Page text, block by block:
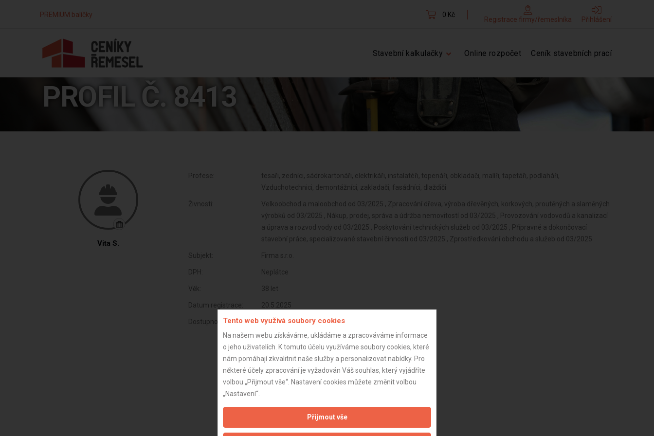
PREMIUM balíčky 0 Kč
Registrace firmy/řemeslníka Přihlášení
Stavební kalkulačky Online rozpočet Ceník stavebních prací
PROFIL Č. 8413
Vita S.
Profese:
tesaři, zedníci, sádrokartonáři, elektrikáři, instalatéři, topenáři, obkladači, malíři, tapetáři, podlaháři,
Vzduchotechnici, demontážníci, zakladači, fasádníci, dlaždiči
Živnosti:
Velkoobchod a maloobchod od 03/2025 , Zpracování dřeva, výroba dřevěných, korkových, proutěných a slaměných
výrobků od 03/2025 , Nákup, prodej, správa a údržba nemovitostí od 03/2025 , Provozování vodovodů a kanalizací
a úprava a rozvod vody od 03/2025 , Poskytování technických služeb od 03/2025 , Přípravné a dokončovací
stavební práce, specializované stavební činnosti od 03/2025 , Zprostředkování obchodu a služeb od 03/2025
Subjekt: Firma s.r.o.
DPH: Neplátce
Věk: 38 let
Datum registrace: 20.5.2025
Dostupnost:Tento web využívá soubory cookies
Na našem webu získáváme, ukládáme a zpracováváme informace
o jeho uživatelích. K tomuto účelu využíváme soubory cookies, které
nám pomáhají zkvalitnit naše služby a personalizovat nabídky. Pro
některé účely zpracování je vyžadován Váš souhlas, který vyjádříte
volbou „Přijmout vše“. Nastavení cookies můžete změnit volbou
„Nastavení“.
Přijmout vše